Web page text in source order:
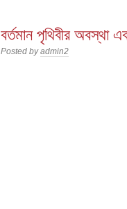
বর্তমান পৃথিবীর অবস্থা
Posted byadmin2